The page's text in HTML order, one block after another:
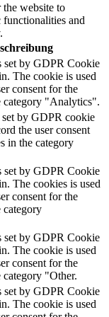
the website to
functionalities and
set by GDPR Cookie
The cookie is used
consent for the
category "Analytics".
by GDPR cookie
the user consent
in the category
set by GDPR Cookie
The cookies is used
consent for the
category
set by GDPR Cookie
The cookie is used
consent for the
category "Other.
set by GDPR Cookie
The cookie is used